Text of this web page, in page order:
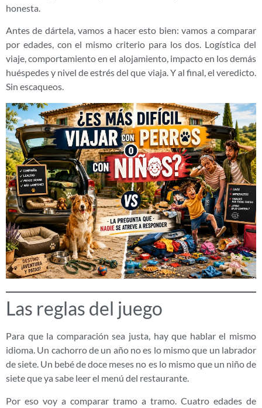
honesta.
Antes de dártela, vamos a hacer esto bien: vamos a comparar
por edades, con el mismo criterio para los dos. Logística del
viaje, comportamiento en el alojamiento, impacto en los demás
huéspedes y nivel de estrés del que viaja. Y al final, el veredicto.
Sin escaqueos.
Las reglas del juego
Para que la comparación sea justa, hay que hablar el mismo
idioma. Un cachorro de un año no es lo mismo que un labrador
de siete. Un bebé de doce meses no es lo mismo que un niño de
siete que ya sabe leer el menú del restaurante.
Por eso voy a comparar tramo a tramo. Cuatro edades de